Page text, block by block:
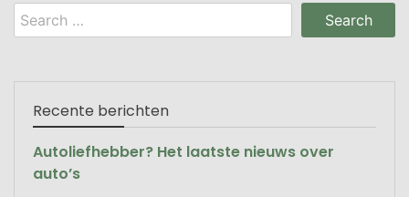
Search
for:
Recente berichten
Autoliefhebber? Het laatste nieuws over
auto’s